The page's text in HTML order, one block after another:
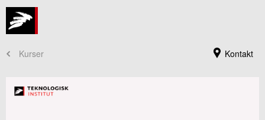
Kontakt
Kurser